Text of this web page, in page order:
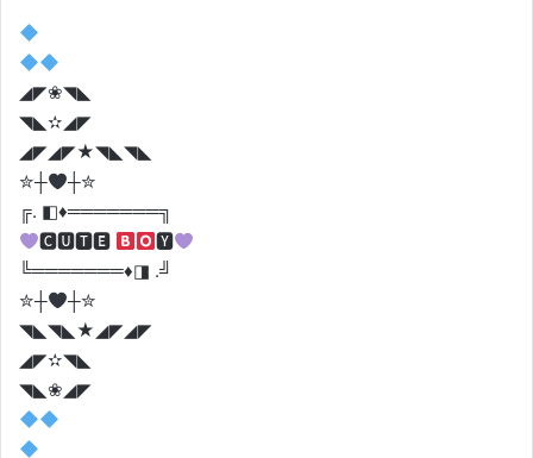
◢◤❀◥◣
◥◣✫◢◤
◢◤◢◤★◥◣◥◣
✮┼
┼✮
╔. ◧♦️═══════╗
🅲🆄🆃🅴
🆈
╚═══════♦️◨ .╝
✮┼
┼✮
◥◣◥◣★◢◤◢◤
◢◤✫◥◣
◥◣❀◢◤